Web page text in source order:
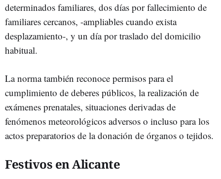
determinados familiares, dos días por fallecimiento de
familiares cercanos, -ampliables cuando exista
desplazamiento-, y un día por traslado del domicilio
habitual.
La norma también reconoce permisos para el
cumplimiento de deberes públicos, la realización de
exámenes prenatales, situaciones derivadas de
fenómenos meteorológicos adversos o incluso para los
actos preparatorios de la donación de órganos o tejidos.
Festivos en Alicante